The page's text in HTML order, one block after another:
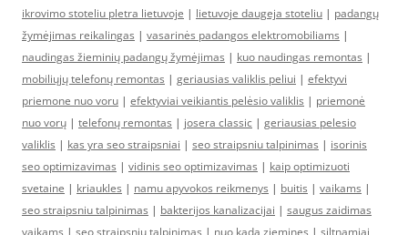
ikrovimo stoteliu pletra lietuvoje | lietuvoje daugeja stoteliu | padangų
žymėjimas reikalingas | vasarinės padangos elektromobiliams |
naudingas žieminių padangų žymėjimas | kuo naudingas remontas |
mobiliųjų telefonų remontas | geriausias valiklis peliui | efektyvi
priemone nuo voru | efektyviai veikiantis pelėsio valiklis | priemonė
nuo vorų | telefonų remontas | josera classic | geriausias pelesio
valiklis | kas yra seo straipsniai | seo straipsniu talpinimas | isorinis
seo optimizavimas | vidinis seo optimizavimas | kaip optimizuoti
svetaine | kriaukles | namu apyvokos reikmenys | buitis | vaikams |
seo straipsniu talpinimas | bakterijos kanalizacijai | saugus zaidimas
vaikams | seo straipsniu talpinimas | nuo kada ziemines | siltnamiai